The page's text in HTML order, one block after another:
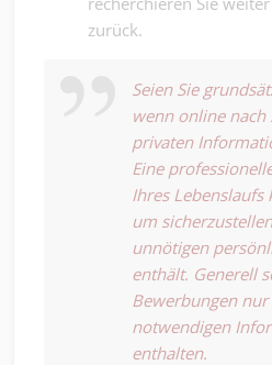
zurück.
Seien Sie
wenn online nach
privaten
Eine
Ihres
um
unnötigen
enthält. Generell
Bewerbungen
notwendigen
enthalten.